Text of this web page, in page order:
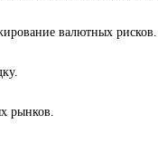
валютных рисков.
рынков.